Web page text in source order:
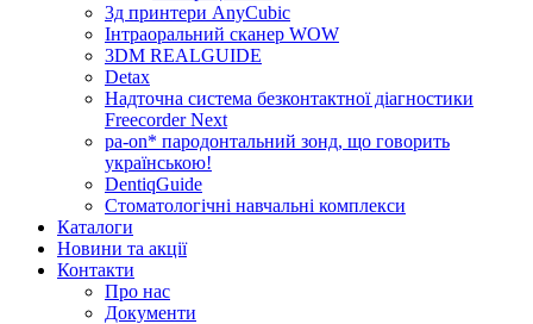
3д принтери AnyCubic
Інтраоральний сканер WOW
3DM REALGUIDE
Detax
Надточна система безконтактної діагностики
Freecorder Next
pa-on* пародонтальний зонд, що говорить
українською!
DentiqGuide
Стоматологічні навчальні комплекси
Каталоги
Новини та акції
Контакти
Про нас
Документи